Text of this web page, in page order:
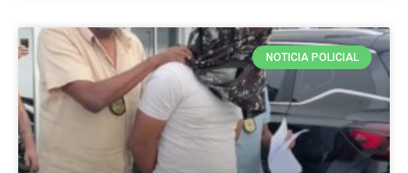
NOTICIA POLICIAL